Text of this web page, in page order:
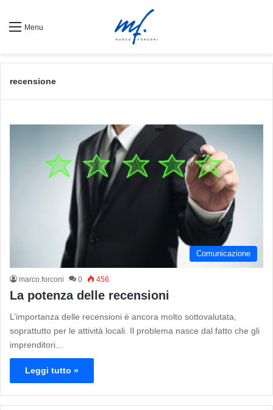
Menu
recensione
Comunicazione
marco.forconi 0 456
La potenza delle recensioni
L’importanza delle recensioni è ancora molto sottovalutata,
soprattutto per le attività locali. Il problema nasce dal fatto che gli
imprenditori…
Leggi tutto »